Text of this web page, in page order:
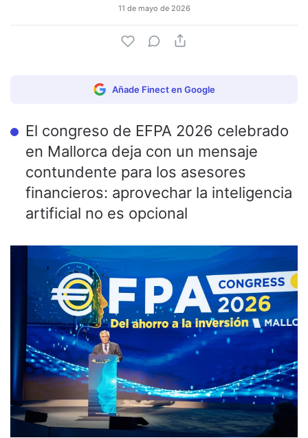
11 de mayo de 2026
Añade Finect en Google
El congreso de EFPA 2026 celebrado
en Mallorca deja con un mensaje
contundente para los asesores
financieros: aprovechar la inteligencia
artificial no es opcional